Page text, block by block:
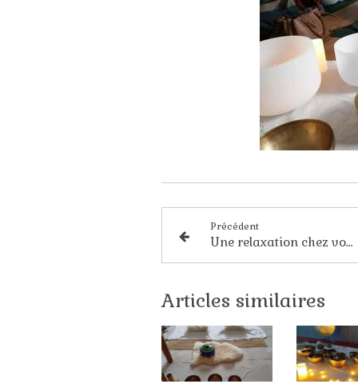
Précédent
Une relaxation chez vous pendant les vacances de Noel (ou à tout autre moment ) ?
Articles similaires